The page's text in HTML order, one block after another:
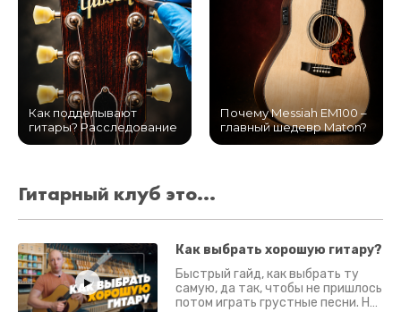
Как подделывают
гитары? Расследование
Почему Messiah EM100 –
главный шедевр Maton?
Гитарный клуб это...
Как выбрать хорошую гитару?
Быстрый гайд, как выбрать ту
самую, да так, чтобы не пришлось
потом играть грустные песни. На